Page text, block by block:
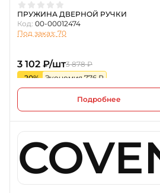
ПРУЖИНА ДВЕРНОЙ РУЧКИ
Код: 00-00012474
Под заказ: 70
3 102 ₽/шт3 878 ₽
-20%
Экономия 776 ₽
Подробнее